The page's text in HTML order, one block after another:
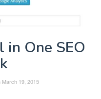
in One SEO
March 19, 2015